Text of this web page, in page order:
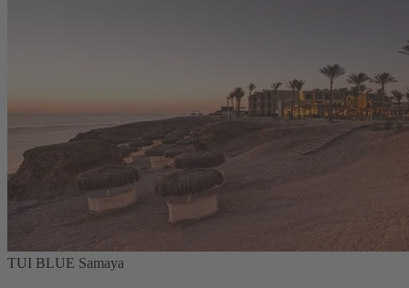
TUI BLUE Samaya